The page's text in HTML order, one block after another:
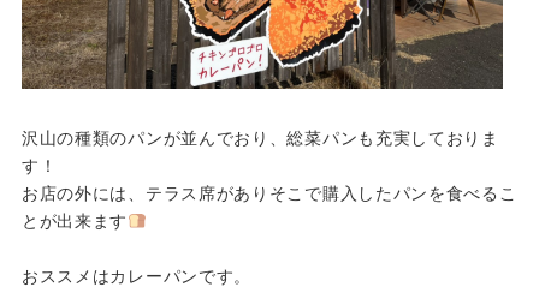
沢山の種類のパンが並んでおり、総菜パンも充実しておりま
す！
お店の外には、テラス席がありそこで購入したパンを食べるこ
とが出来ます
おススメはカレーパンです。